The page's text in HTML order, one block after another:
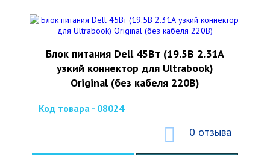
Блок питания Dell 45Вт (19.5В 2.31А
узкий коннектор для Ultrabook)
Original (без кабеля 220В)
Код товара - 08024
0 отзыва